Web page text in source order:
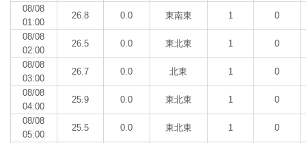
08/08
01:00
26.8 0.0 東南東 1 0
08/08
02:00
26.5 0.0 東北東 1 0
08/08
03:00
26.7 0.0 北東 1 0
08/08
04:00
25.9 0.0 東北東 1 0
08/08
05:00
25.5 0.0 東北東 1 0